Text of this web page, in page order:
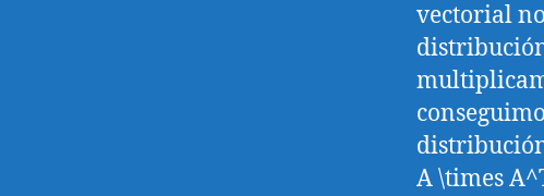
vectorial
A \times